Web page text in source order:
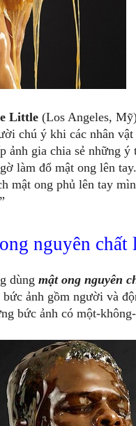
Little (Los Angeles,
chú ý khi các nhân
ảnh gia chia sẻ những
làm đổ mật ong lên
mật ong phủ lên tay
nguyên chất
dùng mật ong nguyên
ảnh gồm người và
bức ảnh có một-